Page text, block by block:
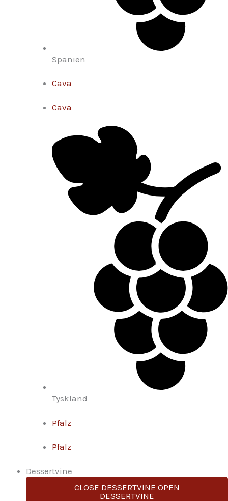
Spanien
Cava
Cava
Tyskland
Pfalz
Pfalz
Dessertvine
CLOSE DESSERTVINE OPEN
DESSERTVINE